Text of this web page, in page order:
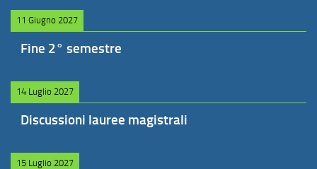
11 Giugno 2027
Fine 2° semestre
14 Luglio 2027
Discussioni lauree magistrali
15 Luglio 2027